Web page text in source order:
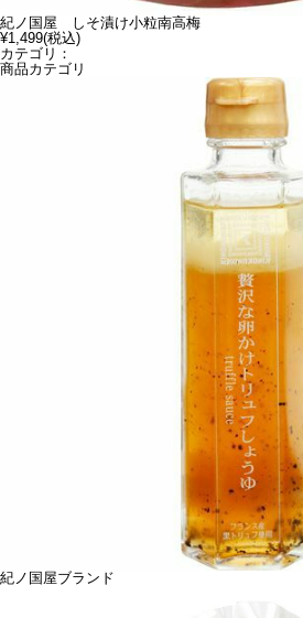
紀ノ国屋 しそ漬け小粒南高梅
¥1,499(税込)
カテゴリ：
商品カテゴリ
紀ノ国屋ブランド